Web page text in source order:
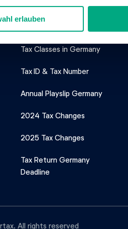
erlauben
Important Tax
Topics
Tax Classes in Germany
Tax ID & Tax Number
Annual Playslip Germany
2024 Tax Changes
2025 Tax Changes
Tax Return Germany
Deadline
All rights reserved